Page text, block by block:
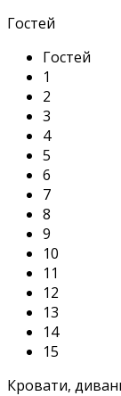
Гостей
Гостей
1
2
3
4
5
6
7
8
9
10
11
12
13
14
15
Кровати,